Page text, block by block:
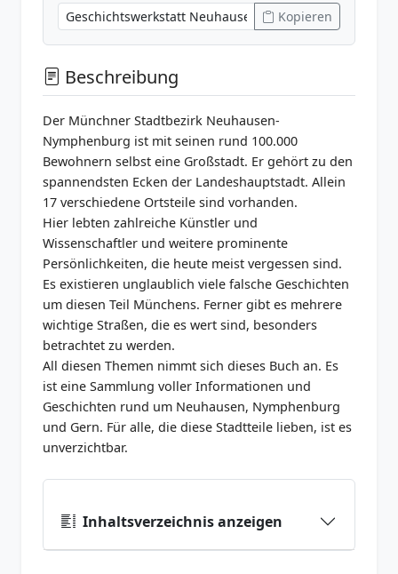
Kopieren
Beschreibung
Der Münchner Stadtbezirk Neuhausen-
Nymphenburg ist mit seinen rund 100.000
Bewohnern selbst eine Großstadt. Er gehört zu den
spannendsten Ecken der Landeshauptstadt. Allein
17 verschiedene Ortsteile sind vorhanden.
Hier lebten zahlreiche Künstler und
Wissenschaftler und weitere prominente
Persönlichkeiten, die heute meist vergessen sind.
Es existieren unglaublich viele falsche Geschichten
um diesen Teil Münchens. Ferner gibt es mehrere
wichtige Straßen, die es wert sind, besonders
betrachtet zu werden.
All diesen Themen nimmt sich dieses Buch an. Es
ist eine Sammlung voller Informationen und
Geschichten rund um Neuhausen, Nymphenburg
und Gern. Für alle, die diese Stadtteile lieben, ist es
unverzichtbar.
Inhaltsverzeichnis anzeigen